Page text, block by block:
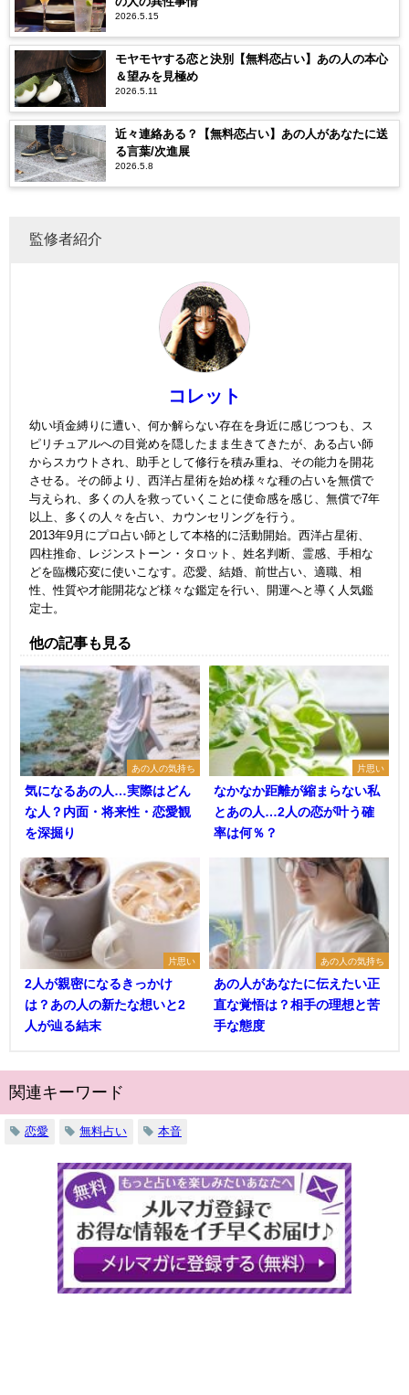
2026.5.15
モヤモヤする恋と決別【無料恋占い】あの人の本心
＆望みを見極め
2026.5.11
近々連絡ある？【無料恋占い】あの人があなたに送
る言葉/次進展
2026.5.8
監修者紹介
コレット
幼い頃金縛りに遭い、何か解らない存在を身近に感じつつも、ス
ピリチュアルへの目覚めを隠したまま生きてきたが、ある占い師
からスカウトされ、助手として修行を積み重ね、その能力を開花
させる。その師より、西洋占星術を始め様々な種の占いを無償で
与えられ、多くの人を救っていくことに使命感を感じ、無償で7年
以上、多くの人々を占い、カウンセリングを行う。
2013年9月にプロ占い師として本格的に活動開始。西洋占星術、
四柱推命、レジンストーン・タロット、姓名判断、霊感、手相な
どを臨機応変に使いこなす。恋愛、結婚、前世占い、適職、相
性、性質や才能開花など様々な鑑定を行い、開運へと導く人気鑑
定士。
他の記事も見る
あの人の気持ち
気になるあの人…実際はどん
な人？内面・将来性・恋愛観
を深掘り
片思い
なかなか距離が縮まらない私
とあの人…2人の恋が叶う確
率は何％？
片思い
2人が親密になるきっかけ
は？あの人の新たな想いと2
人が辿る結末
あの人の気持ち
あの人があなたに伝えたい正
直な覚悟は？相手の理想と苦
手な態度
関連キーワード
恋愛 無料占い 本音